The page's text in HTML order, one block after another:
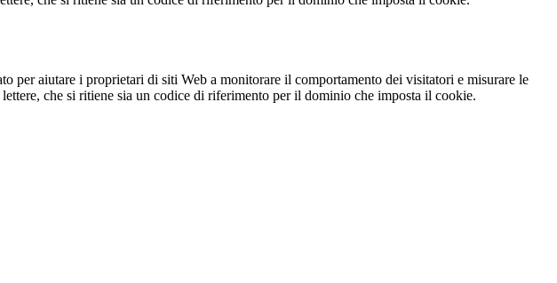
per aiutare i proprietari di siti Web a monitorare il comportamento dei visitatori e misurare le
che si ritiene sia un codice di riferimento per il dominio che imposta il cookie.